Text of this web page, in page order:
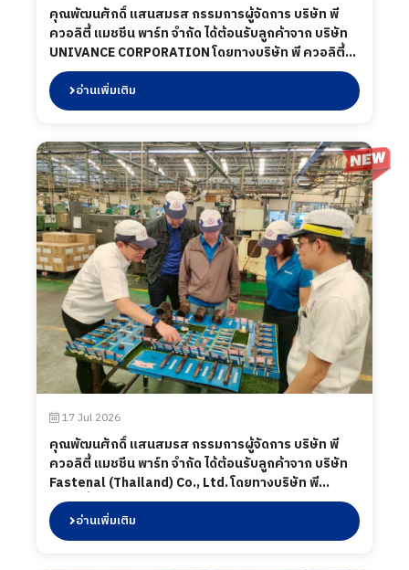
คุณพัฒนศักดิ์ แสนสมรส กรรมการผู้จัดการ บริษัท พี
ควอลิตี้ แมชชีน พาร์ท จำกัด ได้ต้อนรับลูกค้าจาก บริษัท
UNIVANCE CORPORATION โดยทางบริษัท พี ควอลิตี้
แมชชีน พาร์ท จำกัด ได้นำเสนอผลิตภัณฑ์ต่าง ๆ รวมถึง
การเข้าเยี่ยมชมกระบวนการผลิตในส่วนของโรงงาน และ
ห้องปฏิบัติการทดสอบ เมื่อวันที่ 31 กรกฎาคม 2569
อ่านเพิ่มเติม
17 Jul 2026
คุณพัฒนศักดิ์ แสนสมรส กรรมการผู้จัดการ บริษัท พี
ควอลิตี้ แมชชีน พาร์ท จำกัด ได้ต้อนรับลูกค้าจาก บริษัท
Fastenal (Thailand) Co., Ltd. โดยทางบริษัท พี
ควอลิตี้ แมชชีน พาร์ท จำกัด ได้นำเสนอผลิตภัณฑ์ต่าง ๆ
รวมถึงการเข้าเยี่ยมชมกระบวนการผลิตในส่วนของ
โรงงาน และห้องปฏิบัติการทดสอบ เมื่อวันที่ 17 กรกฎาคม
อ่านเพิ่มเติม